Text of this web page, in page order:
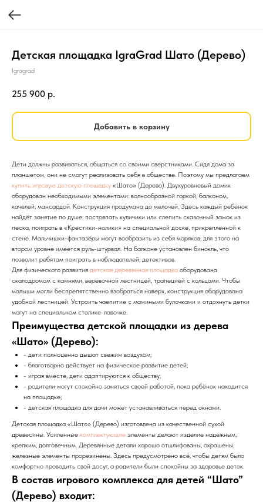
Детская площадка IgraGrad Шато (Дерево)
Igragrad
255 900 р.
Добавить в корзину
Дети должны развиваться, общаться со своими сверстниками. Сидя дома за
планшетом, они не смогут реализовать себя в обществе. Поэтому мы предлагаем
купить игровую детскую площадку «Шато» (Дерево). Двухуровневый домик
оборудован необходимыми элементами: волнообразной горкой, балконом,
качелей, мансардой. Конструкция продумана до мелочей. Здесь каждый ребёнок
найдёт занятие по душе: постряпать куличики или слепить сказочный замок из
песка, поиграть в «Крестики-нолики» на специальной доске, прикреплённой к
стене. Мальчишки-фантазёры могут вообразить из себя моряков, для этого на
втором уровне имеется руль-штурвал. На балконе установлен бинокль, что
позволит ребятам поиграть в наблюдателей, детективов.
Для физического развития детская деревянная площадка оборудована
скалодромом с камнями, верёвочной лестницей, трапецией с кольцами. Чтобы
малыши могли беспрепятственно взобраться наверх, конструкция оборудована
удобной лестницей. Устроить чаепитие с мамиными булочками и отдохнуть детки
могут на специальном столике-лавочке.
Преимущества детской площадки из дерева
«Шато» (Дерево):
- дети полноценно дышат свежим воздухом;
- благотворно действует на физическое развитие детей;
- играя вместе, дети адаптируются к обществу;
- родители могут спокойно заняться своей работой, пока ребёнок находится
на площадке;
- детская площадка для дачи может устанавливаться перед окнами.
Детская площадка «Шато» (Дерево) изготовлена из качественной сухой
древесины. Усиленные комплектующие элементы делают изделие надёжным,
крепким, долговечным. Деревянные детали хорошо отшлифованы, окрашены,
железные элементы прорезинены. Здесь предусмотрено всё, чтобы детям было
комфортно проводить свой досуг, а родители были спокойны за здоровье деток.
В состав игрового комплекса для детей “Шато”
(Дерево) входит: